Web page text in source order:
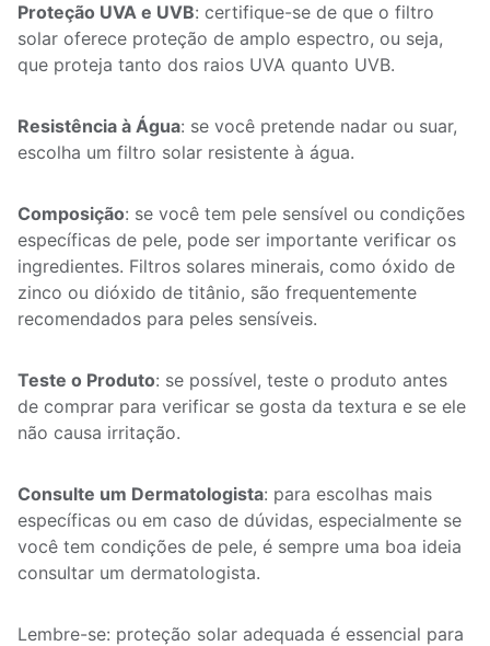
Proteção UVA e UVB: certifique-se de que o filtro
solar oferece proteção de amplo espectro, ou seja,
que proteja tanto dos raios UVA quanto UVB.
Resistência à Água: se você pretende nadar ou suar,
escolha um filtro solar resistente à água.
Composição: se você tem pele sensível ou condições
específicas de pele, pode ser importante verificar os
ingredientes. Filtros solares minerais, como óxido de
zinco ou dióxido de titânio, são frequentemente
recomendados para peles sensíveis.
Teste o Produto: se possível, teste o produto antes
de comprar para verificar se gosta da textura e se ele
não causa irritação.
Consulte um Dermatologista: para escolhas mais
específicas ou em caso de dúvidas, especialmente se
você tem condições de pele, é sempre uma boa ideia
consultar um dermatologista.
Lembre-se: proteção solar adequada é essencial para